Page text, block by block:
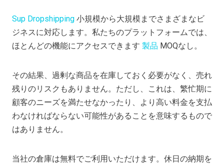
Sup Dropshipping 小規模から大規模までさまざまなビ
ジネスに対応します。私たちのプラットフォームでは、
ほとんどの機能にアクセスできます 製品 MOQなし。
その結果、過剰な商品を在庫しておく必要がなく、売れ
残りのリスクもありません。ただし、これは、繁忙期に
顧客のニーズを満たせなかったり、より高い料金を支払
わなければならない可能性があることを意味するもので
はありません。
当社の倉庫は無料でご利用いただけます。休日の納期を